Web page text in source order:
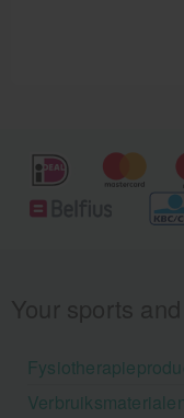
Verbruiksmaterialen